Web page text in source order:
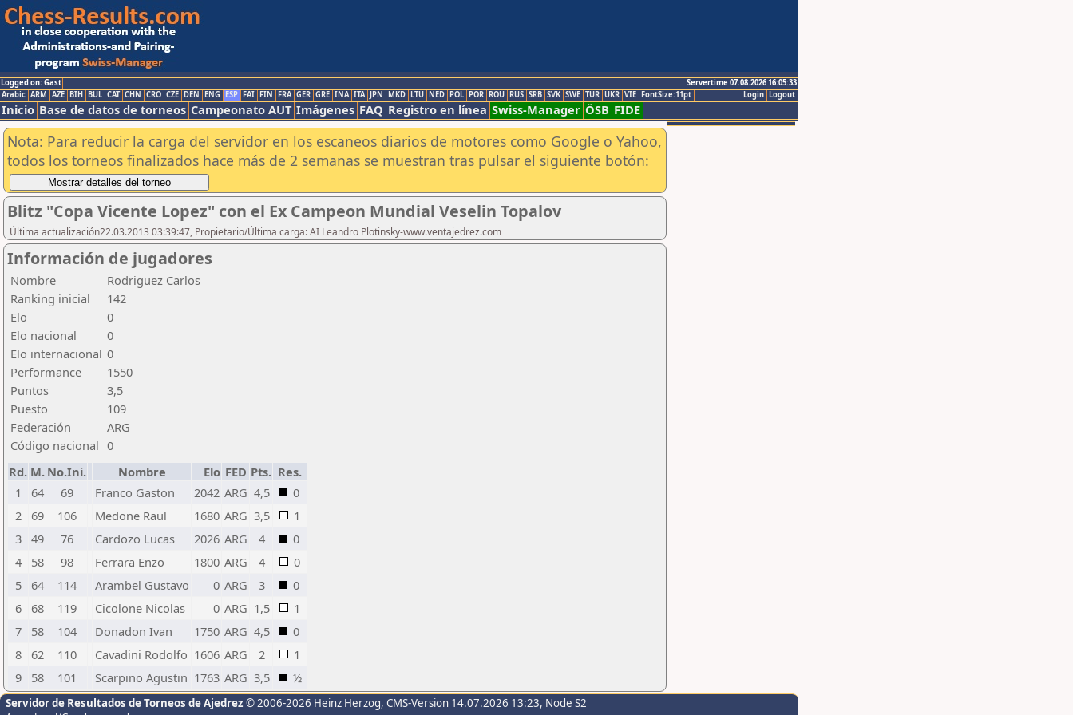
Logged on: Gast
Servertime 07.08.2026 16:05:33
Logout
Login
Arabic ARM AZE BIH BUL CAT CHN CRO CZE DEN ENG ESP FAI FIN FRA GER GRE INA ITA JPN MKD LTU NED POL POR ROU RUS SRB SVK SWE TUR UKR VIE FontSize:11pt
Inicio Base de datos de torneos Campeonato AUT Imágenes FAQ Registro en línea Swiss-Manager ÖSB FIDE
Nota: Para reducir la carga del servidor en los escaneos diarios de motores como Google o Yahoo,
todos los torneos finalizados hace más de 2 semanas se muestran tras pulsar el siguiente botón:
Blitz "Copa Vicente Lopez" con el Ex Campeon Mundial Veselin Topalov
Última actualización22.03.2013 03:39:47, Propietario/Última carga: AI Leandro Plotinsky-www.ventajedrez.com
Información de jugadores
Nombre
Rodriguez Carlos
Ranking inicial
142
Elo
0
Elo nacional
0
Elo internacional 0
Performance
1550
Puntos
3,5
Puesto
109
Federación
ARG
Código nacional 0
Rd. M. No.Ini. Nombre Elo FED Pts. Res.
1
64 69 Franco Gaston 2042 ARG 4,5
0
2 69 106 Medone Raul 1680 ARG 3,5
1
3 49 76 Cardozo Lucas 2026 ARG 4
0
4
58 98 Ferrara Enzo 1800 ARG 4
0
5
64 114 Arambel Gustavo 0 ARG 3
0
6 68 119 Cicolone Nicolas 0 ARG 1,5
1
7
58 104 Donadon Ivan 1750 ARG 4,5
0
8 62 110 Cavadini Rodolfo 1606 ARG 2
1
9
58 101 Scarpino Agustin 1763 ARG 3,5 ½
Servidor de Resultados de Torneos de Ajedrez © 2006-2026 Heinz Herzog, CMS-Version 14.07.2026 13:23, Node S2